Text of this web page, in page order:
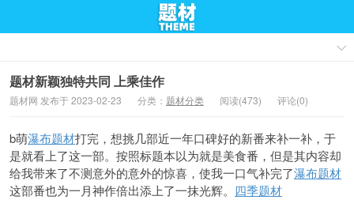
题材新颖独特共同 上乘佳作
题材网 发布于 2023-02-23 分类： 题材分类 阅读(473) 评论(0)
b萌瀑布题材打完，想挑几部近一年口碑好的新番来补一补，于
是就看上了这一部。按照标题本以为就是美食番，但是其内容却
给我带来了不测意外的意外的惊喜，使我一口气补完了瀑布题材
这部番也为一月神作倍出添上了一抹光辉。 四季题材